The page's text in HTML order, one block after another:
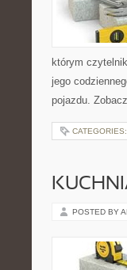
którym
jego
pojazdu.
CATEGORIES:
POSTED BY